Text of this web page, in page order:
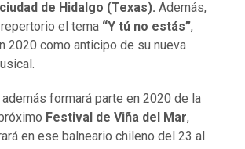
ciudad de Hidalgo (Texas). Además,
el tema “Y tú no estás”,
2020 como anticipo de su nueva
además formará parte en 2020 de la
Festival de Viña del Mar,
en ese balneario chileno del 23 al